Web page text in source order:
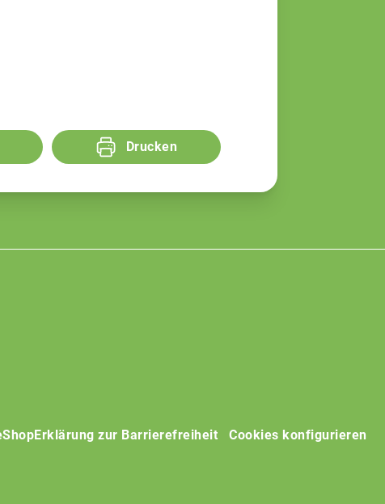
Drucken
ShopErklärung zur Barrierefreiheit Cookies konfigurieren